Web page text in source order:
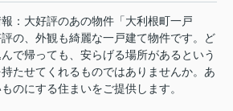
：大好評のあの物件「大利根町一戸
の、外観も綺麗な一戸建て物件です。ど
で帰っても、安らげる場所があるという
たせてくれるものではありませんか。あ
のにする住まいをご提供します。